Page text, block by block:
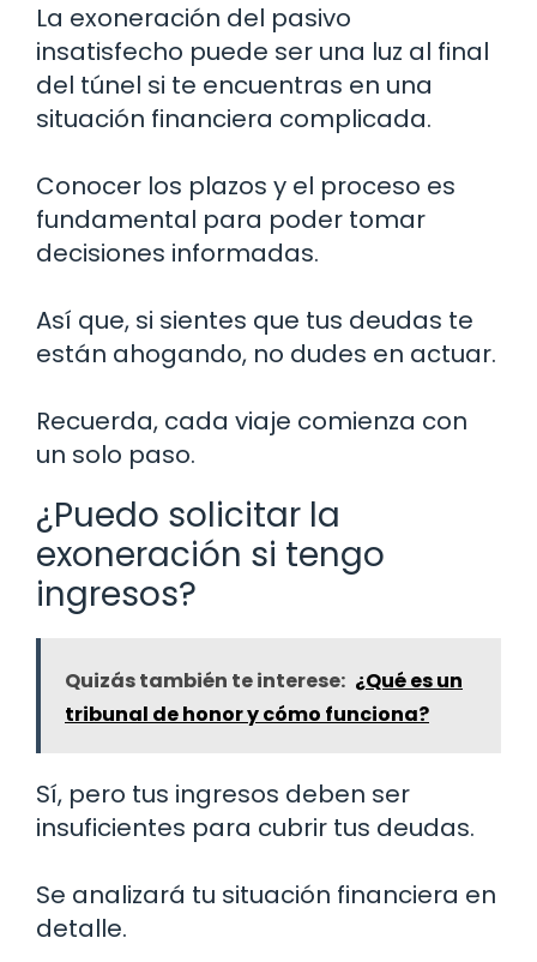
La exoneración del pasivo
insatisfecho puede ser una luz al final
del túnel si te encuentras en una
situación financiera complicada.
Conocer los plazos y el proceso es
fundamental para poder tomar
decisiones informadas.
Así que, si sientes que tus deudas te
están ahogando, no dudes en actuar.
Recuerda, cada viaje comienza con
un solo paso.
¿Puedo solicitar la
exoneración si tengo
ingresos?
Quizás también te interese: ¿Qué es un
tribunal de honor y cómo funciona?
Sí, pero tus ingresos deben ser
insuficientes para cubrir tus deudas.
Se analizará tu situación financiera en
detalle.